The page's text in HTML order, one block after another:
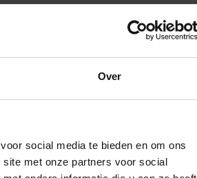
Over
social media te bieden en om ons
met onze partners voor social
.
in de vrije sector.